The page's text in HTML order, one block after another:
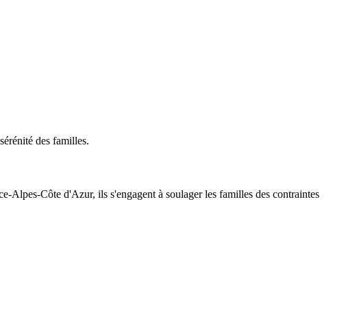
des familles.
Alpes-Côte d'Azur, ils s'engagent à soulager les familles des contraintes